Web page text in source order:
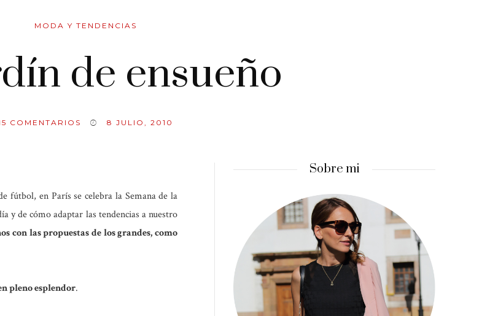
MODA Y TENDENCIAS
de ensueño
COMENTARIOS 8 JULIO, 2010
fútbol, en París se celebra la Semana de la
y de cómo adaptar las tendencias a nuestro
con las propuestas de los grandes, como
pleno esplendor.
Sobre mi